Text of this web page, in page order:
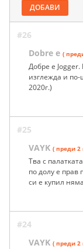
ДОБАВИ
#26
Dobre e (
Добре е
изглежда и
2020г.)
#25
VAYK ( преди 2
Тва с
по долу е прав
си е купил
#24
VAYK ( преди 2